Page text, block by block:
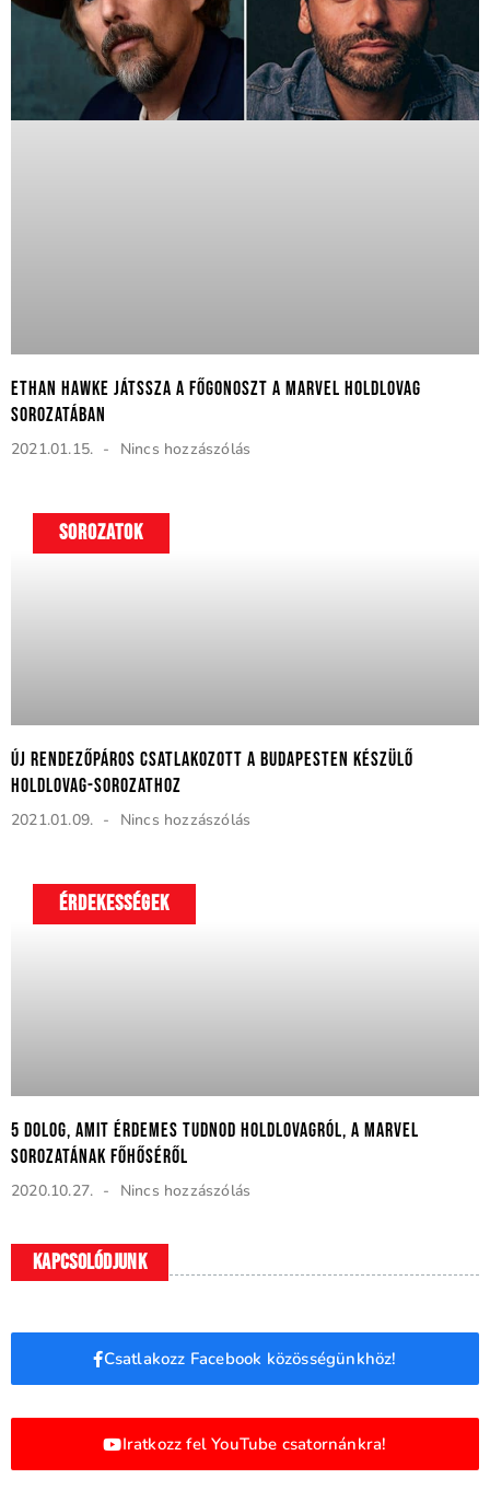
Ethan Hawke játssza a főgonoszt a Marvel Holdlovag
sorozatában
2021.01.15. Nincs hozzászólás
SOROZATOK
Új rendezőpáros csatlakozott a Budapesten készülő
Holdlovag-sorozathoz
2021.01.09. Nincs hozzászólás
ÉRDEKESSÉGEK
5 dolog, amit érdemes tudnod Holdlovagról, a Marvel
sorozatának főhőséről
2020.10.27. Nincs hozzászólás
Kapcsolódjunk
Csatlakozz Facebook közösségünkhöz!
Iratkozz fel YouTube csatornánkra!